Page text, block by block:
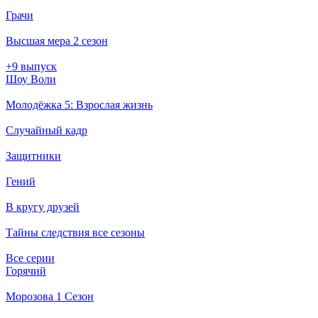
Грачи
Высшая мера 2 сезон
+9 выпуск
Шоу Воли
Молодёжка 5: Взрослая жизнь
Случайный кадр
Защитники
Гений
В кругу друзей
Тайны следствия все сезоны
Все серии
Горячий
Морозова 1 Сезон